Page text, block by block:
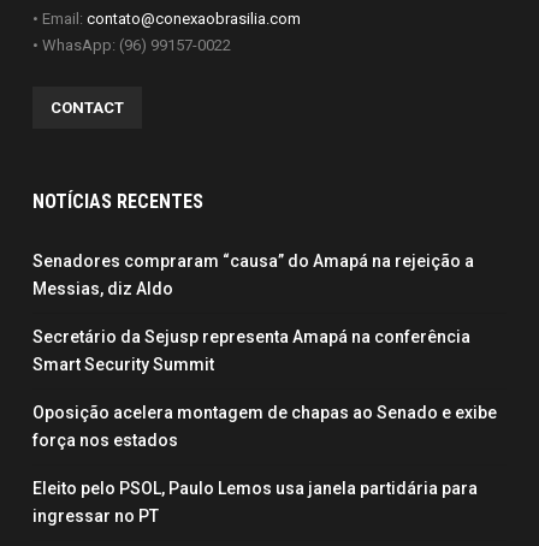
• Email: contato@conexaobrasilia.com
• WhasApp: (96) 99157-0022
CONTACT
NOTÍCIAS RECENTES
Senadores compraram “causa” do Amapá na rejeição a
Messias, diz Aldo
Secretário da Sejusp representa Amapá na conferência
Smart Security Summit
Oposição acelera montagem de chapas ao Senado e exibe
força nos estados
Eleito pelo PSOL, Paulo Lemos usa janela partidária para
ingressar no PT